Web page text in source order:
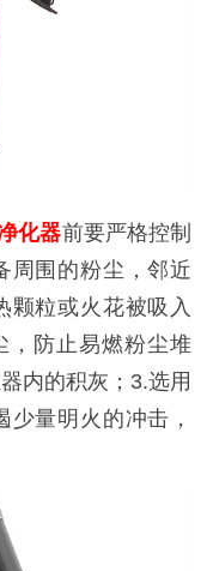
化器前要严格控制
周围的粉尘，邻近
颗粒或火花被吸入
，防止易燃粉尘堆
内的积灰；3.选用
量明火的冲击，